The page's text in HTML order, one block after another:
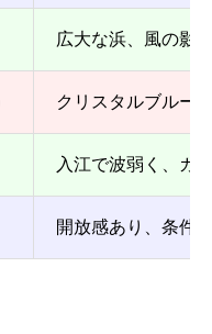
広大な浜、風の影
クリスタルブルー
入江で波弱く、ガ
開放感あり、条件